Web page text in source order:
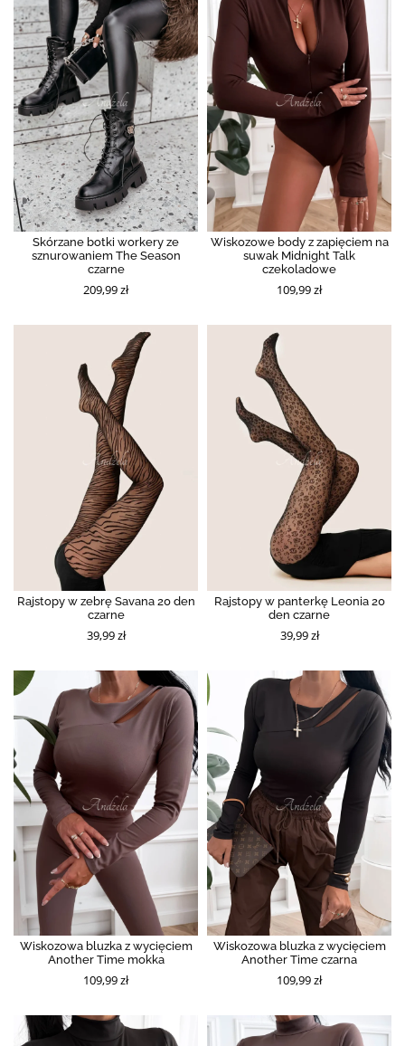
Skórzane botki workery ze
sznurowaniem The Season
czarne
209,99 zł
Wiskozowe body z zapięciem na
suwak Midnight Talk
czekoladowe
109,99 zł
Rajstopy w zebrę Savana 20 den
czarne
39,99 zł
Rajstopy w panterkę Leonia 20
den czarne
39,99 zł
Wiskozowa bluzka z wycięciem
Another Time mokka
109,99 zł
Wiskozowa bluzka z wycięciem
Another Time czarna
109,99 zł